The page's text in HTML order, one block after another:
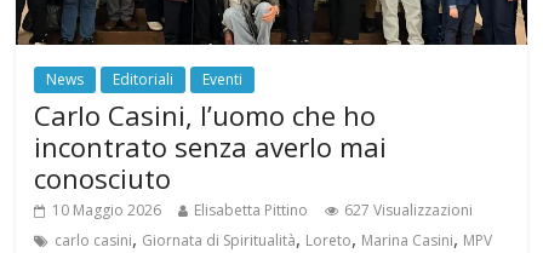
News Editoriali Eventi
Carlo Casini, l’uomo che ho
incontrato senza averlo mai
conosciuto
10 Maggio 2026 Elisabetta Pittino
627 Visualizzazioni
carlo casini, Giornata di Spiritualità, Loreto, Marina Casini, MPV